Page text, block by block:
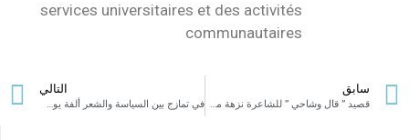
services universitaires et des activités
communautaires
سابق
قصيد ” قال وشاحي ” للشاعرة نزهة محمد المانع.
التالي
في تمازج بين السياسة والشعر ألفة يوسف تقدم مجموعة ” محسن مرزوق” الشعرية “جنازة مشمسة” الجمعة 19 فيفري 2021 بسوسة في إهداء لروح الشهيد شكري بلعيد